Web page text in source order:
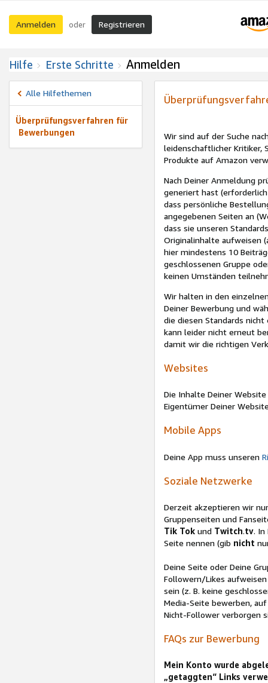
Anmelden oder Registrieren
Hilfe Erste Schritte Anmelden
Alle Hilfethemen
Überprüfungsverfahren für
Bewerbungen
Wir sind auf der Suche
leidenschaftlicher Kritiker,
Produkte auf Amazon
Nach Deiner Anmeldung
generiert hast
dass persönliche
angegebenen Seiten an
dass sie unseren
Originalinhalte aufweisen
hier mindestens 10
geschlossenen Gruppe
keinen Umständen
Wir halten in den
Deiner Bewerbung und
die diesen Standards
kann leider nicht erneut
damit wir die richtigen
Websites
Die Inhalte Deiner
Eigentümer Deiner
Mobile Apps
Deine App muss unseren
Soziale Netzwerke
Derzeit akzeptieren wir
Gruppenseiten und
Tik Tokund Twitch.tv. In
Seite nennen (gib nicht
Deine Seite oder Deine
Followern/Likes
sein (z. B. keine
Media-Seite bewerben,
Nicht-Follower verborgen
FAQs zur Bewerbung
Mein Konto wurde
„getaggten“ Links